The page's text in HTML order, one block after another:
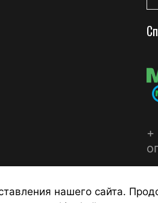
+
нашего сайта.